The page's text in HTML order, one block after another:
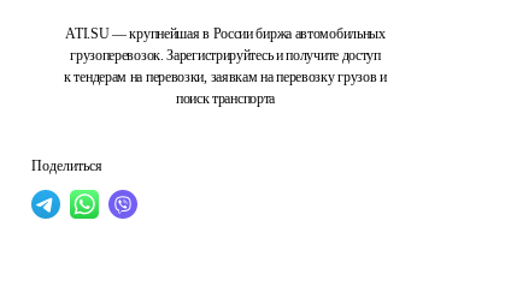
ATI.SU — крупнейшая в России биржа автомобильных
грузоперевозок. Зарегистрируйтесь и получите доступ
к тендерам на перевозки, заявкам на перевозку грузов и
поиск транспорта
Поделиться